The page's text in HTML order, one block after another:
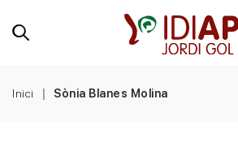
Inici Sònia Blanes Molina